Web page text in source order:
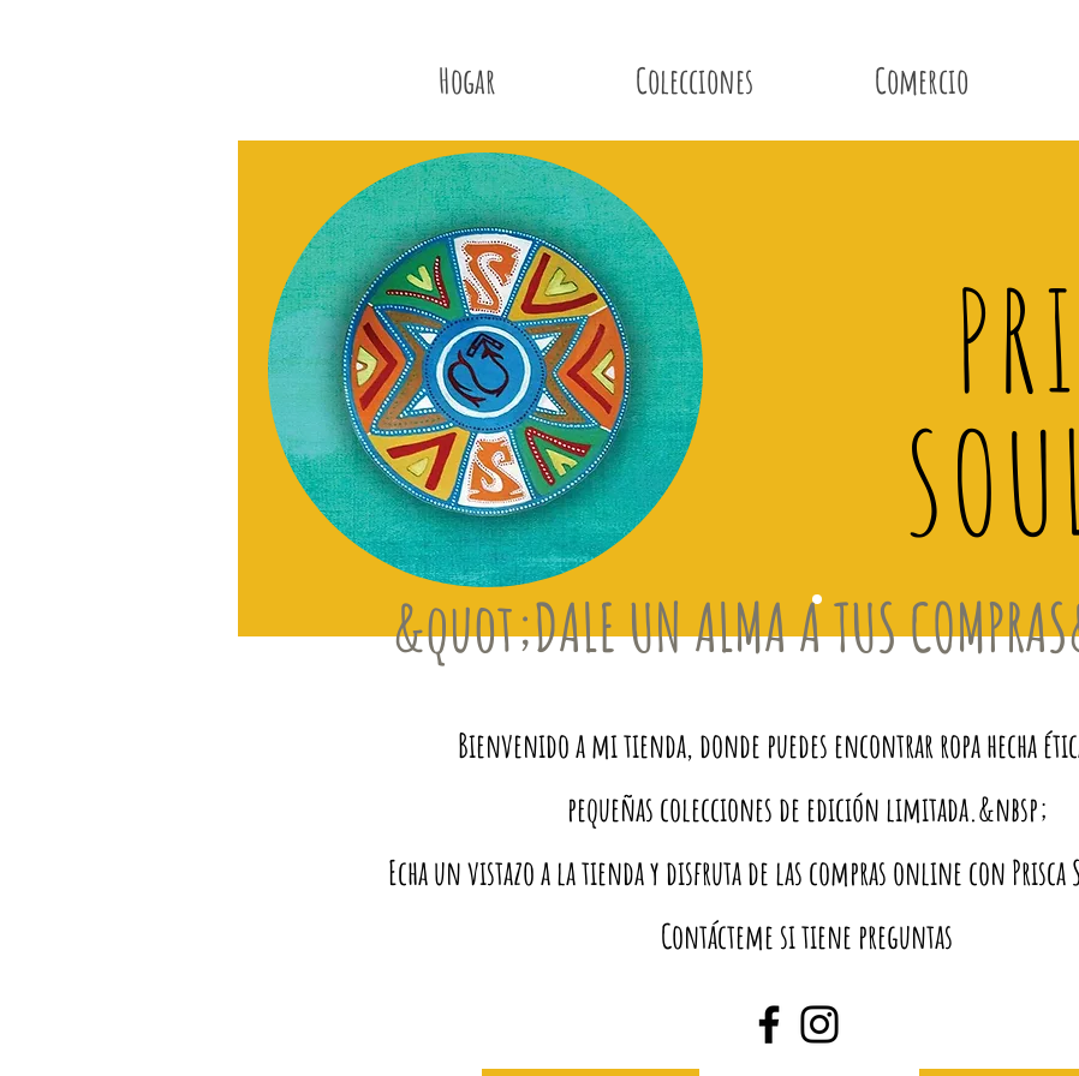
Hogar Colecciones Comercio
&quot;DALE UN ALMA A TUS
Bienvenido a mi tienda, donde puedes encontrar ropa hecha
pequeñas colecciones de edición limitada.&nbsp;
Echa un vistazo a la tienda y disfruta de las compras online con
Contácteme si tiene preguntas